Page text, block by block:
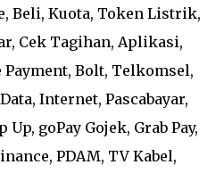
Beli, Kuota, Token Listrik,
Cek Tagihan, Aplikasi,
Bolt, Telkomsel,
Internet, Pascabayar,
Up, goPay Gojek, Grab Pay,
PDAM, TV Kabel,